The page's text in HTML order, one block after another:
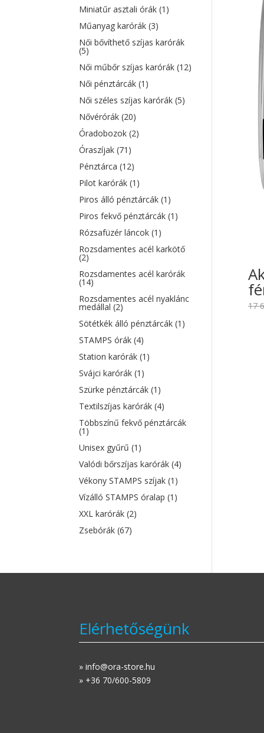
17
Miniatűr asztali órák(1)
Műanyag karórák(3)
Női bővíthető szíjas karórák
(5)
Női műbőr szíjas karórák(12)
Női pénztárcák(1)
Női széles szíjas karórák(5)
Nővérórák(20)
Óradobozok(2)
Óraszíjak(71)
Pénztárca(12)
Pilot karórák(1)
Piros álló pénztárcák(1)
Piros fekvő pénztárcák(1)
Rózsafüzér láncok(1)
Rozsdamentes acél karkötő
(2)
Rozsdamentes acél karórák
(14)
Rozsdamentes acél nyaklánc
medállal(2)
Sötétkék álló pénztárcák(1)
STAMPS órák(4)
Station karórák(1)
Svájci karórák(1)
Szürke pénztárcák(1)
Textilszíjas karórák(4)
Többszínű fekvő pénztárcák
(1)
Unisex gyűrű(1)
Valódi bőrszíjas karórák(4)
Vékony STAMPS szíjak(1)
Vízálló STAMPS óralap(1)
XXL karórák(2)
Zsebórák(67)
Elérhetőségünk
» info@ora-store.hu
» +36 70/600-5809